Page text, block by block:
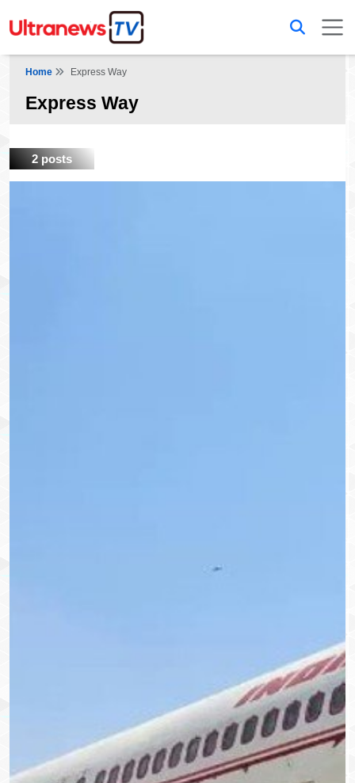
Home Express Way
Express Way
2 posts